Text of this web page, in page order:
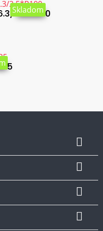
2.5*P100
Skladom
35



